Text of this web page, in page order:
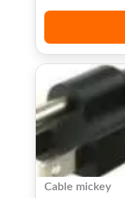
Cable mickey